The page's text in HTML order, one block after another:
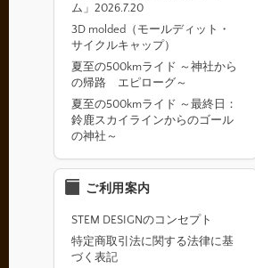
ム」2026.7.20
3D molded（モールディット・
サイクルキャップ）
夏至の500kmライド ～神社から
の帰路 エピローグ～
夏至の500kmライド ～最終日：
鈴鹿スカイラインからのゴール
の神社～
ご利用案内
STEM DESIGNのコンセプト
特定商取引法に関する法律に基
づく表記